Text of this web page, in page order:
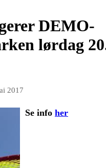
DEMO-
lørdag
2017
Se info her